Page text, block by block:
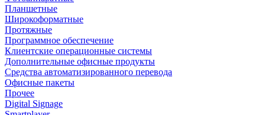
Планшетные
Широкоформатные
Протяжные
Программное обеспечение
Клиентские операционные системы
Дополнительные офисные продукты
Средства автоматизированного перевода
Офисные пакеты
Прочее
Digital Signage